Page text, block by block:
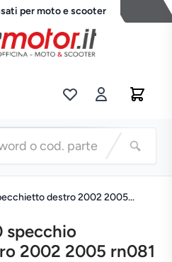
per moto e scooter
destro 2002 2005
specchio
2002 2005 rn081